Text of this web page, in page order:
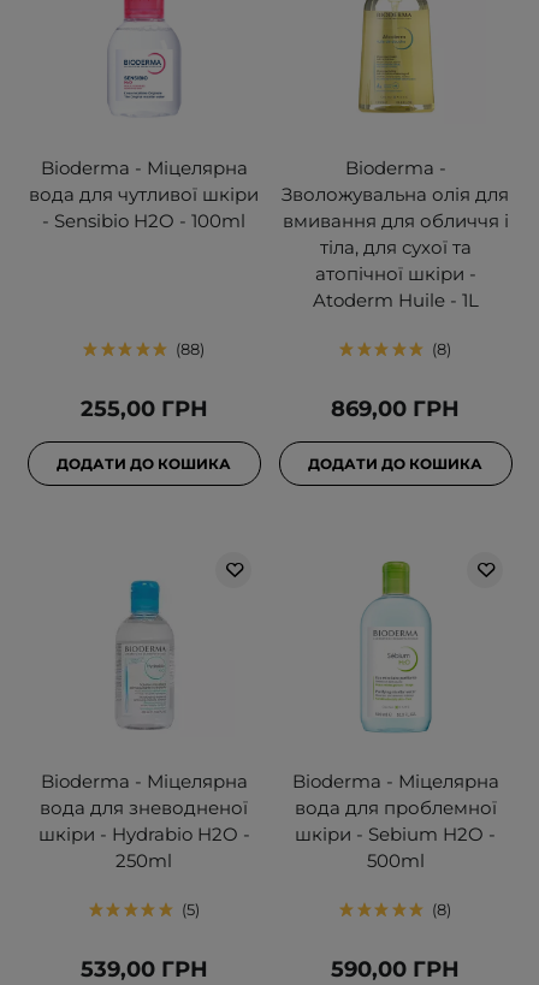
Bioderma - Міцелярна
вода для чутливої шкіри
- Sensibio H2O - 100ml
88
255,00 ГРН
ДОДАТИ ДО КОШИКА
Bioderma -
Зволожувальна олія для
вмивання для обличчя і
тіла, для сухої та
атопічної шкіри -
Atoderm Huile - 1L
8
869,00 ГРН
ДОДАТИ ДО КОШИКА
Bioderma - Міцелярна
вода для зневодненої
шкіри - Hydrabio H2O -
250ml
5
539,00 ГРН
Bioderma - Міцелярна
вода для проблемної
шкіри - Sebium H2O -
500ml
8
590,00 ГРН